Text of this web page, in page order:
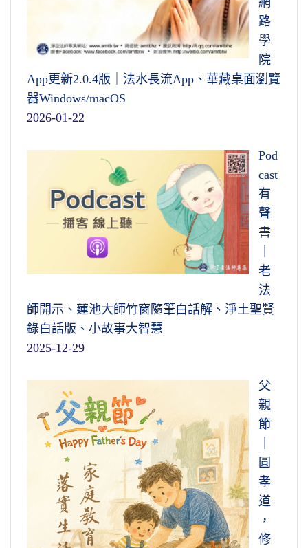
路
學
院
App更新2.0.4版｜法水長流App、華藏桌面瀏覽
器Windows/macOS
2026-01-22
Pod
cast
有
聲
書
老
法
師開示、蓮池大師竹窗隨筆白話解、淨土聖賢
錄白話版、小故事大智慧
2025-12-29
父
親
節
圓
孝
道
，
修